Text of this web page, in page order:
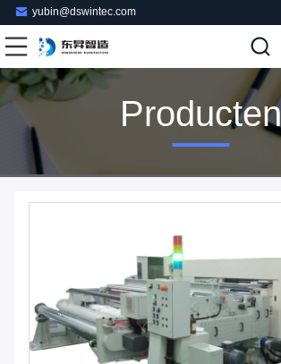
yubin@dswintec.com
Producten